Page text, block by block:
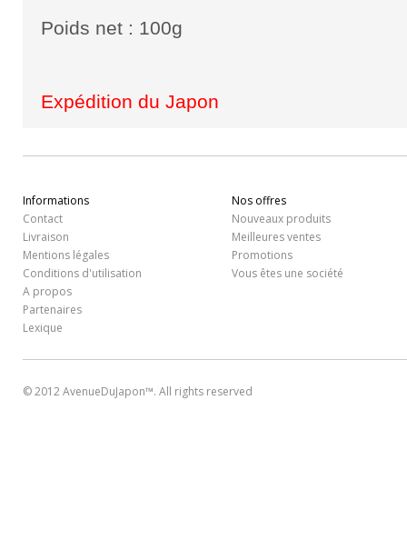
Poids net : 100g
Expédition du Japon
Informations
Contact
Livraison
Mentions légales
Conditions d'utilisation
A propos
Partenaires
Lexique
Nos offres
Nouveaux produits
Meilleures ventes
Promotions
Vous êtes une société
© 2012 AvenueDuJapon™. All rights reserved